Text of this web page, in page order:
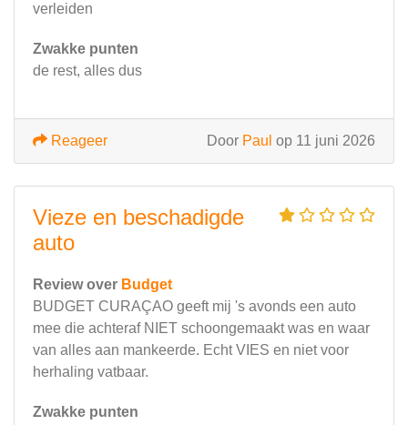
verleiden
Zwakke punten
de rest, alles dus
Door Paul op 11 juni 2026
Reageer
Vieze en beschadigde
auto
Review over Budget
BUDGET CURAÇAO geeft mij 's avonds een auto
mee die achteraf NIET schoongemaakt was en waar
van alles aan mankeerde. Echt VIES en niet voor
herhaling vatbaar.
Zwakke punten